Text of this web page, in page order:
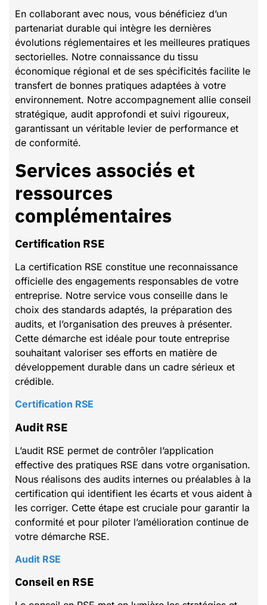
En collaborant avec nous, vous bénéficiez d’un
partenariat durable qui intègre les dernières
évolutions réglementaires et les meilleures pratiques
sectorielles. Notre connaissance du tissu
économique régional et de ses spécificités facilite le
transfert de bonnes pratiques adaptées à votre
environnement. Notre accompagnement allie conseil
stratégique, audit approfondi et suivi rigoureux,
garantissant un véritable levier de performance et
de conformité.
Services associés et
ressources
complémentaires
Certification RSE
La certification RSE constitue une reconnaissance
officielle des engagements responsables de votre
entreprise. Notre service vous conseille dans le
choix des standards adaptés, la préparation des
audits, et l’organisation des preuves à présenter.
Cette démarche est idéale pour toute entreprise
souhaitant valoriser ses efforts en matière de
développement durable dans un cadre sérieux et
crédible.
Certification RSE
Audit RSE
L’audit RSE permet de contrôler l’application
effective des pratiques RSE dans votre organisation.
Nous réalisons des audits internes ou préalables à la
certification qui identifient les écarts et vous aident à
les corriger. Cette étape est cruciale pour garantir la
conformité et pour piloter l’amélioration continue de
votre démarche RSE.
Audit RSE
Conseil en RSE